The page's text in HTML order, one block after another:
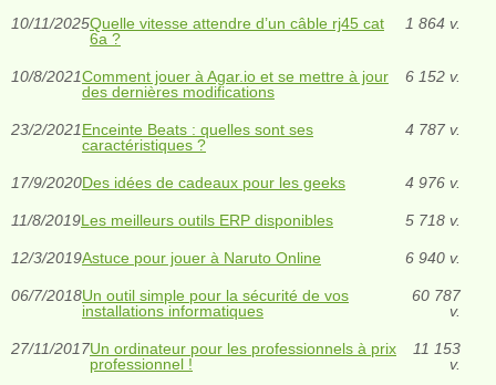
10/11/2025Quelle vitesse attendre d’un câble rj45 cat
6a ?
1 864 v.
10/8/2021Comment jouer à Agar.io et se mettre à jour
des dernières modifications
6 152 v.
23/2/2021Enceinte Beats : quelles sont ses
caractéristiques ?
4 787 v.
17/9/2020Des idées de cadeaux pour les geeks 4 976 v.
11/8/2019Les meilleurs outils ERP disponibles 5 718 v.
12/3/2019Astuce pour jouer à Naruto Online 6 940 v.
06/7/2018Un outil simple pour la sécurité de vos
installations informatiques
60 787
v.
27/11/2017Un ordinateur pour les professionnels à prix
professionnel !
11 153
v.